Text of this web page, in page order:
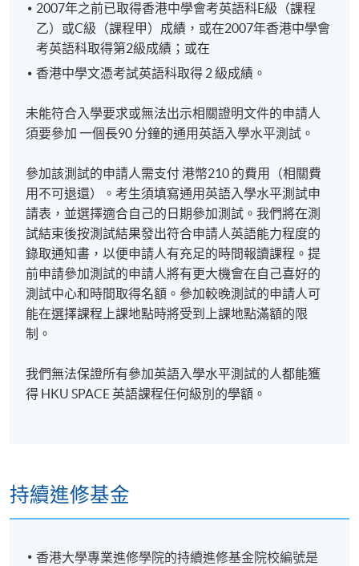
2007年之前已取得香港中學會考英語科E級（課程
乙）或C級（課程甲）成績，或在2007年香港中學會
考英語科取得第2級成績；或在
香港中學文憑考試英語科取得 2 級成績。
未能符合入學要求或無法出示相關證明文件的申請人
須要參加 一個長90 分鐘的通用英語入學水平測試。
參加該測試的申請人需支付 港幣210 的費用（相關費
用不可退還）。考生須填寫通用英語入學水平測試申
請表，並選擇適合自己的日期參加測試。我們將在測
試結束後按測試結果發出符合申請人英語能力程度的
錄取通知書，以便申請人有充足的時間報讀課程。提
前申請參加測試的申請人將有更大機會在自己喜好的
測試中心和時間取得名額。參加較晚測試的申請人可
能在選擇課程上課地點時將受到上課地點滿額的限
制。
我們無法保證所有參加英語入學水平測試的人都能獲
得 HKU SPACE 英語課程任何級別的學額。
持續進修基金
香港大學專業進修學院的持續進修基金院校編號是